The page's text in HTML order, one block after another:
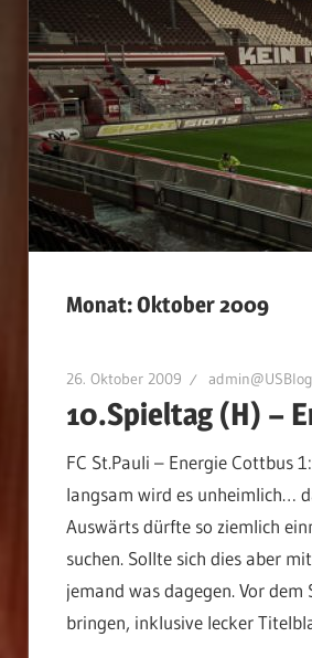
Monat:Oktober 2009
26. Oktober 2009 admin@USBlog
10.Spieltag (H) –
FC St.Pauli – Energie Cottbus
langsam wird es unheimlich…
Auswärts dürfte so ziemlich
suchen. Sollte sich dies aber
jemand was dagegen. Vor
bringen, inklusive lecker